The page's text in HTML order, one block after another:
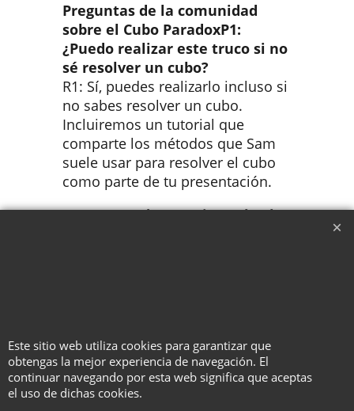
Preguntas de la comunidad
sobre el Cubo ParadoxP1:
¿Puedo realizar este truco si no
sé resolver un cubo?
R1: Sí, puedes realizarlo incluso si
no sabes resolver un cubo.
Incluiremos un tutorial que
comparte los métodos que Sam
suele usar para resolver el cubo
como parte de tu presentación.
P2: ¿Se puede examinar el cubo
que puedas mostrarlo libremente
al público sin revelar el secreto.
Este sitio web utiliza cookies para garantizar que
obtengas la mejor experiencia de navegación. El
continuar navegando por esta web significa que aceptas
el uso de dichas cookies.